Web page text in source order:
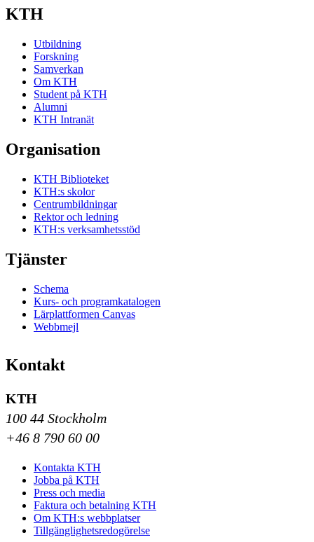
KTH
Utbildning
Forskning
Samverkan
Om KTH
Student på KTH
Alumni
KTH Intranät
Organisation
KTH Biblioteket
KTH:s skolor
Centrumbildningar
Rektor och ledning
KTH:s verksamhetsstöd
Tjänster
Schema
Kurs- och programkatalogen
Lärplattformen Canvas
Webbmejl
Kontakt
KTH
100 44 Stockholm
+46 8 790 60 00
Kontakta KTH
Jobba på KTH
Press och media
Faktura och betalning KTH
Om KTH:s webbplatser
Tillgänglighetsredogörelse